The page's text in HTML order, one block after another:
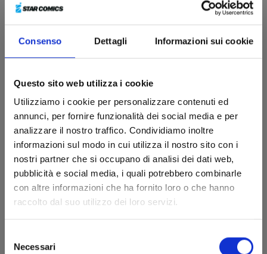
Consenso Dettagli Informazioni sui cookie
Questo sito web utilizza i cookie
Utilizziamo i cookie per personalizzare contenuti ed
annunci, per fornire funzionalità dei social media e per
analizzare il nostro traffico. Condividiamo inoltre
informazioni sul modo in cui utilizza il nostro sito con i
nostri partner che si occupano di analisi dei dati web,
pubblicità e social media, i quali potrebbero combinarle
con altre informazioni che ha fornito loro o che hanno
raccolto dal suo utilizzo dei loro servizi.
delNecessari
BAKEMONOGATARI -